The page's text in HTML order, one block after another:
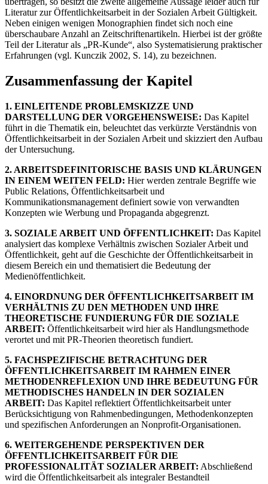
Literatur zur Öffentlichkeitsarbeit in der Sozialen Arbeit Gültigkeit.
Neben einigen wenigen Monographien findet sich noch eine
überschaubare Anzahl an Zeitschriftenartikeln. Hierbei ist der größte
Teil der Literatur als „PR-Kunde“, also Systematisierung praktischer
Erfahrungen (vgl. Kunczik 2002, S. 14), zu bezeichnen.
Zusammenfassung der Kapitel
1. EINLEITENDE PROBLEMSKIZZE UND
DARSTELLUNG DER VORGEHENSWEISE: Das Kapitel
führt in die Thematik ein, beleuchtet das verkürzte Verständnis von
Öffentlichkeitsarbeit in der Sozialen Arbeit und skizziert den Aufbau
der Untersuchung.
2. ARBEITSDEFINITORISCHE BASIS UND KLÄRUNGEN
IN EINEM WEITEN FELD: Hier werden zentrale Begriffe wie
Public Relations, Öffentlichkeitsarbeit und
Kommunikationsmanagement definiert sowie von verwandten
Konzepten wie Werbung und Propaganda abgegrenzt.
3. SOZIALE ARBEIT UND ÖFFENTLICHKEIT: Das Kapitel
analysiert das komplexe Verhältnis zwischen Sozialer Arbeit und
Öffentlichkeit, geht auf die Geschichte der Öffentlichkeitsarbeit in
diesem Bereich ein und thematisiert die Bedeutung der
Medienöffentlichkeit.
4. EINORDNUNG DER ÖFFENTLICHKEITSARBEIT IM
VERHÄLTNIS ZU DEN METHODEN UND IHRE
THEORETISCHE FUNDIERUNG FÜR DIE SOZIALE
ARBEIT: Öffentlichkeitsarbeit wird hier als Handlungsmethode
verortet und mit PR-Theorien theoretisch fundiert.
5. FACHSPEZIFISCHE BETRACHTUNG DER
ÖFFENTLICHKEITSARBEIT IM RAHMEN EINER
METHODENREFLEXION UND IHRE BEDEUTUNG FÜR
METHODISCHES HANDELN IN DER SOZIALEN
ARBEIT: Das Kapitel reflektiert Öffentlichkeitsarbeit unter
Berücksichtigung von Rahmenbedingungen, Methodenkonzepten
und spezifischen Anforderungen an Nonprofit-Organisationen.
6. WEITERGEHENDE PERSPEKTIVEN DER
ÖFFENTLICHKEITSARBEIT FÜR DIE
PROFESSIONALITÄT SOZIALER ARBEIT: Abschließend
wird die Öffentlichkeitsarbeit als integraler Bestandteil